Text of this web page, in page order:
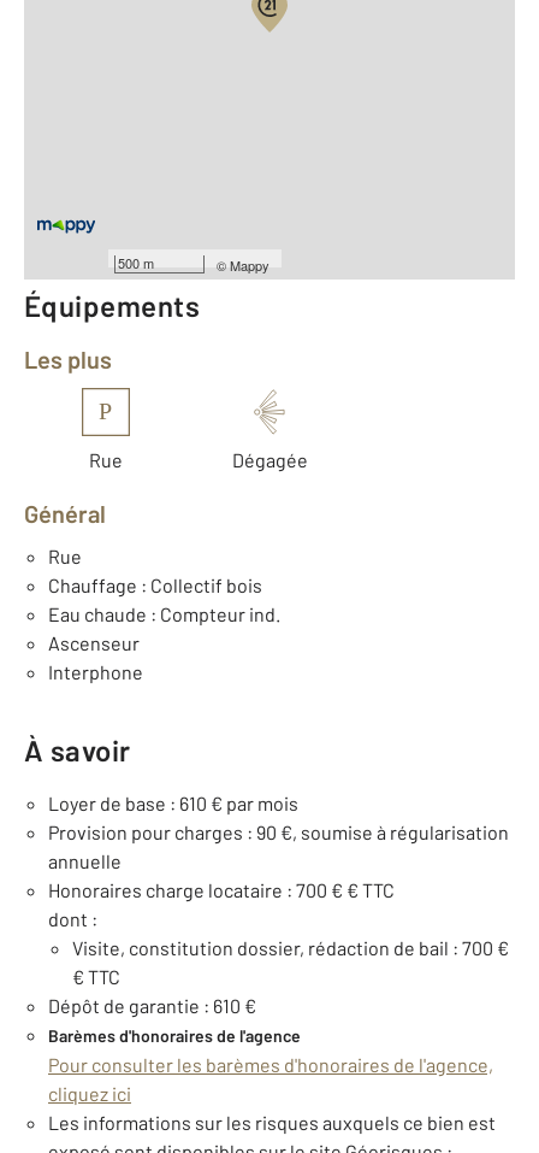
500 m ©Mappy
Année construction : 1972
Équipements
Les plus
P
Rue Dégagée
Général
Rue
Chauffage : Collectif bois
Eau chaude : Compteur ind.
Ascenseur
Interphone
À savoir
Loyer de base : 610 € par mois
Provision pour charges : 90 €, soumise à régularisation
annuelle
Honoraires charge locataire : 700 € € TTC
dont :
Visite, constitution dossier, rédaction de bail : 700 €
€ TTC
Dépôt de garantie : 610 €
Barèmes d'honoraires de l'agence
Pour consulter les barèmes d'honoraires de l'agence,
cliquez ici
Les informations sur les risques auxquels ce bien est